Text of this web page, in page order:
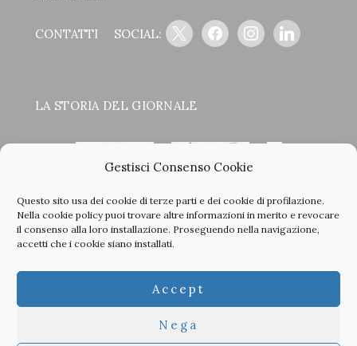
Gestisci Consenso Cookie
Questo sito usa dei cookie di terze parti e dei cookie di profilazione.
Nella cookie policypuoi trovare altre informazioni in merito e revocare
il consenso alla loro installazione. Proseguendo nella navigazione,
accetti che i cookie siano installati.
Accept
Nega
CONTATTI SOCIAL:
x facebookinstagramlinkedin
LA STORIA DEL GIORNALE
< >
tutti i nostri vecchi numeri in PDF.